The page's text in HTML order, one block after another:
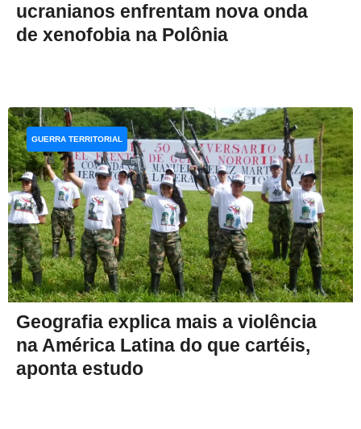
ucranianos enfrentam nova onda
de xenofobia na Polônia
Geografia explica mais a violência
na América Latina do que cartéis,
aponta estudo
GUERRA TERRITORIAL